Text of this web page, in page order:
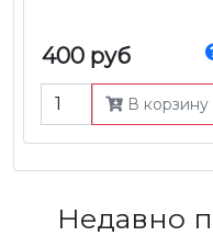
400 руб
В корзину
Недавно